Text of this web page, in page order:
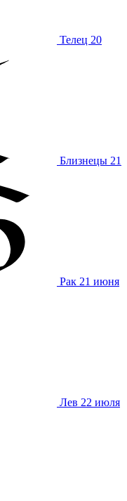
Телец 20
Близнецы 21
Рак 21 июня
Лев 22 июля